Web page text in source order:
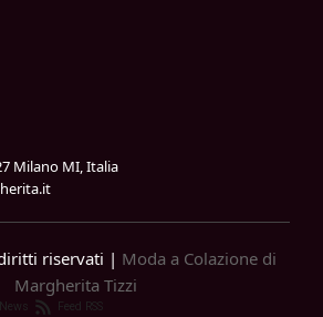
Milano MI, Italia
riservati | Moda a Colazione di
Margherita Tizzi
News Feed RSS